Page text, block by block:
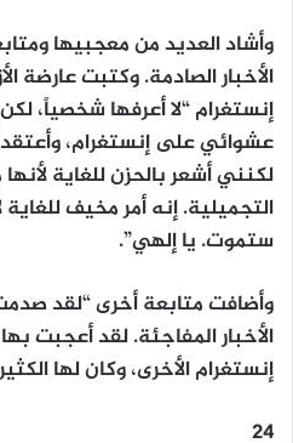
وأشاد العديد من معجبيها
الأخبار الصادمة. وكتبت عارضة
إنستغرام “لا أعرفها شخصياً،
عشوائي على إنستغرام،
لكنني أشعر بالحزن للغاية
التجميلية. إنه أمر مخيف
ستموت. يا إلهي”.
وأضافت متابعة أخرى “لقد
الأخبار المفاجئة. لقد أعجبت
إنستغرام الأخرى، وكان لها
24